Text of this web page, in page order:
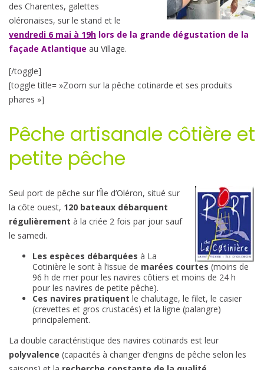
des Charentes, galettes
oléronaises, sur le stand et le
vendredi 6 mai à 19h lors de la grande dégustation de la
façade Atlantique au Village.
[/toggle]
[toggle title= »Zoom sur la pêche cotinarde et ses produits
phares »]
Pêche artisanale côtière et
petite pêche
Seul port de pêche sur l’Île d’Oléron, situé sur
la côte ouest, 120 bateaux débarquent
régulièrement à la criée 2 fois par jour sauf
le samedi.
Les espèces débarquées à La
Cotinière le sont à l’issue de marées courtes (moins de
96 h de mer pour les navires côtiers et moins de 24 h
pour les navires de petite pêche).
Ces navires pratiquent le chalutage, le filet, le casier
(crevettes et gros crustacés) et la ligne (palangre)
principalement.
La double caractéristique des navires cotinards est leur
polyvalence (capacités à changer d’engins de pêche selon les